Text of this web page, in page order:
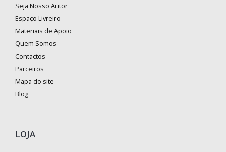
Seja Nosso Autor
Espaço Livreiro
Materiais de Apoio
Quem Somos
Contactos
Parceiros
Mapa do site
Blog
LOJA